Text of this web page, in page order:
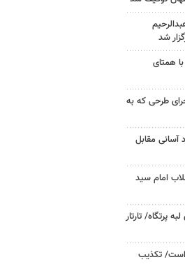
شد
همتای
طرحی که به
آسانی مقابل
امام سید
پرتگاه/ تارتار
است/ تکذیب